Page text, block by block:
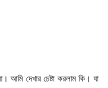
আমি দেখার চেষ্টা করলাম কি। যা